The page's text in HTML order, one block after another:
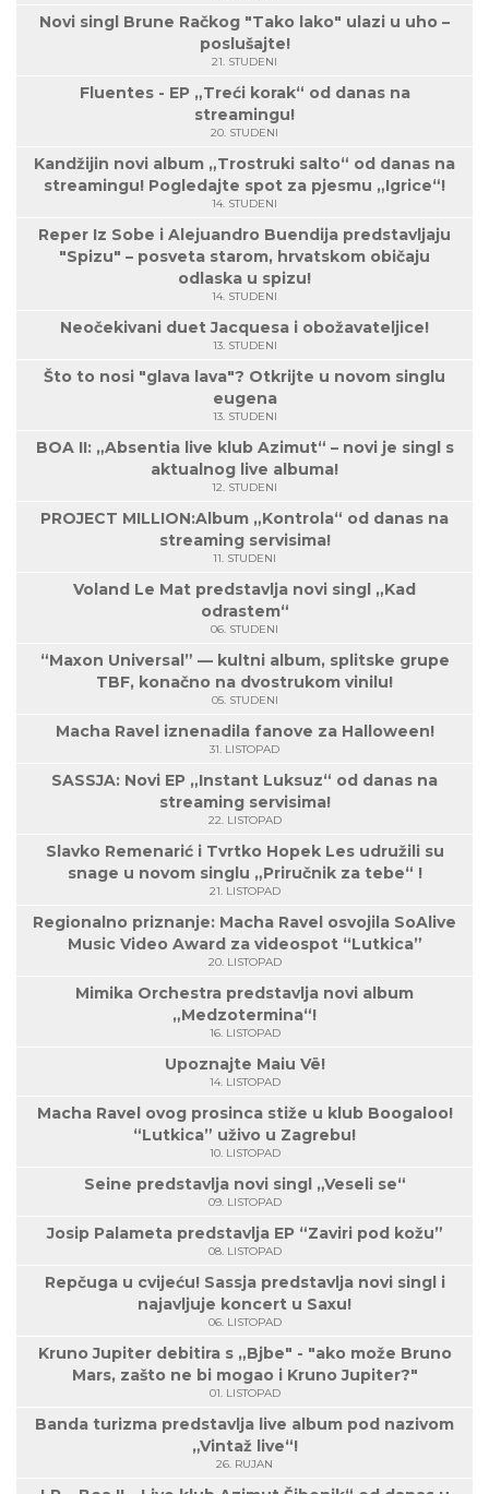
Novi singl Brune Račkog "Tako lako" ulazi u uho –
poslušajte!
21. STUDENI
Fluentes - EP „Treći korak“ od danas na
streamingu!
20. STUDENI
Kandžijin novi album „Trostruki salto“ od danas na
streamingu! Pogledajte spot za pjesmu „Igrice“!
14. STUDENI
Reper Iz Sobe i Alejuandro Buendija predstavljaju
"Spizu" – posveta starom, hrvatskom običaju
odlaska u spizu!
14. STUDENI
Neočekivani duet Jacquesa i obožavateljice!
13. STUDENI
Što to nosi "glava lava"? Otkrijte u novom singlu
eugena
13. STUDENI
BOA II: „Absentia live klub Azimut“ – novi je singl s
aktualnog live albuma!
12. STUDENI
PROJECT MILLION:Album „Kontrola“ od danas na
streaming servisima!
11. STUDENI
Voland Le Mat predstavlja novi singl „Kad
odrastem“
06. STUDENI
“Maxon Universal” — kultni album, splitske grupe
TBF, konačno na dvostrukom vinilu!
05. STUDENI
Macha Ravel iznenadila fanove za Halloween!
31. LISTOPAD
SASSJA: Novi EP „Instant Luksuz“ od danas na
streaming servisima!
22. LISTOPAD
Slavko Remenarić i Tvrtko Hopek Les udružili su
snage u novom singlu „Priručnik za tebe“ !
21. LISTOPAD
Regionalno priznanje: Macha Ravel osvojila SoAlive
Music Video Award za videospot “Lutkica”
20. LISTOPAD
Mimika Orchestra predstavlja novi album
„Medzotermina“!
16. LISTOPAD
Upoznajte Maiu Vë!
14. LISTOPAD
Macha Ravel ovog prosinca stiže u klub Boogaloo!
“Lutkica” uživo u Zagrebu!
10. LISTOPAD
Seine predstavlja novi singl „Veseli se“
09. LISTOPAD
Josip Palameta predstavlja EP “Zaviri pod kožu”
08. LISTOPAD
Repčuga u cvijeću! Sassja predstavlja novi singl i
najavljuje koncert u Saxu!
06. LISTOPAD
Kruno Jupiter debitira s „Bjbe" - "ako može Bruno
Mars, zašto ne bi mogao i Kruno Jupiter?"
01. LISTOPAD
Banda turizma predstavlja live album pod nazivom
„Vintaž live“!
26. RUJAN